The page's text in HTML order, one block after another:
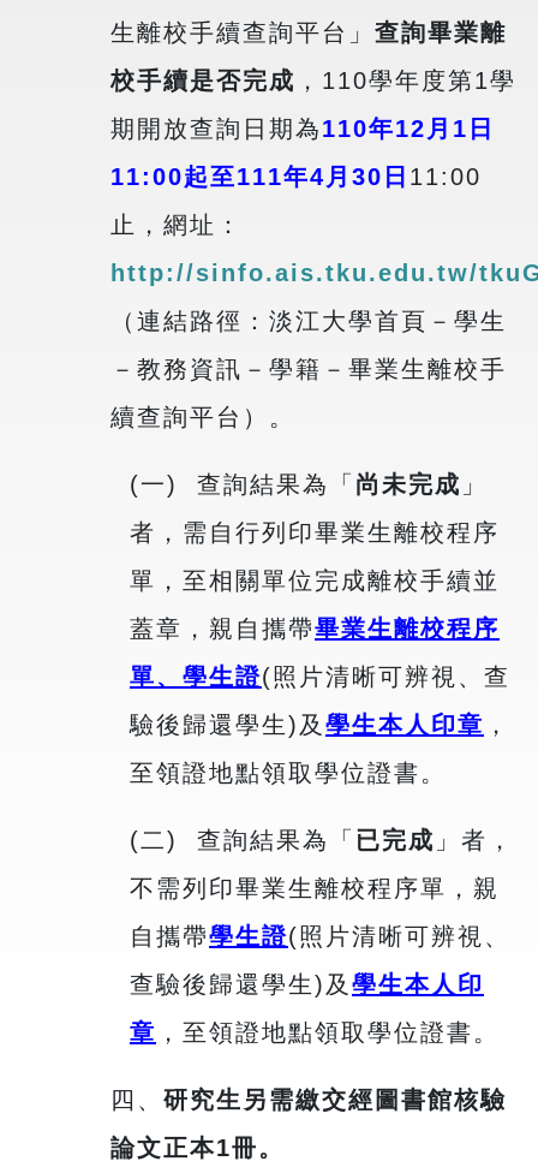
生離校手續查詢平台」 查詢畢業離
校手續是否完成 ，110學年度第1學
期開放查詢日期為110年12月1日
11:00起至111年4月30日 11:00
止，網址：
http://sinfo.ais.tku.edu.tw/
（連結路徑：淡江大學首頁－學生
－教務資訊－學籍－畢業生離校手
續查詢平台）。
(一) 查詢結果為「 尚未完成 」
者，需自行列印畢業生離校程序
單，至相關單位完成離校手續並
蓋章，親自攜帶畢業生離校程序
單、學生證(照片清晰可辨視、查
驗後歸還學生)及 學生本人印章 ，
至領證地點領取學位證書。
(二) 查詢結果為「 已完成 」者，
不需列印畢業生離校程序單，親
自攜帶學生證(照片清晰可辨視、
查驗後歸還學生)及 學生本人印
章 ，至領證地點領取學位證書。
四、 研究生另需繳交經圖書館核驗
論文正本1冊。